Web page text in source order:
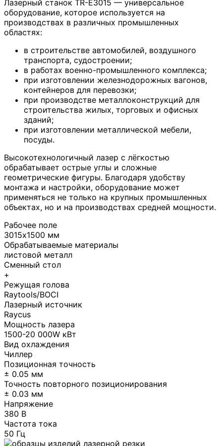
Лазерный станок TR-E3015 — универсальное
оборудование, которое используется на
производствах в различных промышленных
областях:
в строительстве автомобилей, воздушного
транспорта, судостроении;
в работах военно-промышленного комплекса;
при изготовлении железнодорожных вагонов,
контейнеров для перевозки;
при производстве металлоконструкций для
строительства жилых, торговых и офисных
зданий;
при изготовлении металлической мебели,
посуды.
Высокотехнологичный лазер с лёгкостью
обрабатывает острые углы и сложные
геометрические фигуры. Благодаря удобству
монтажа и настройки, оборудование может
применяться не только на крупных промышленных
объектах, но и на производствах средней мощности.
Рабочее поле
3015х1500 мм
Обрабатываемые материалы
листовой металл
Сменный стол
+
Режущая голова
Raytools/BOCI
Лазерный источник
Raycus
Мощность лазера
1500-20 000W кВт
Вид охлаждения
Чиллер
Позиционная точность
± 0.05 мм
Точность повторного позиционирования
± 0.03 мм
Напряжение
380 B
Частота тока
50 Гц